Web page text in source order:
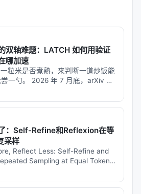
双轴难题：LATCH 如何用验证
哪加速
粒米是否煮熟，来判断一道炒饭能
一勺。 2026 年 7 月底，arXiv 上
直的论文：NYMCU 和 Albany 团
to Commit: …
：Self-Refine和Reflexion在等
采样
Reflect Less: Self-Refine and
Sampling at Equal Token